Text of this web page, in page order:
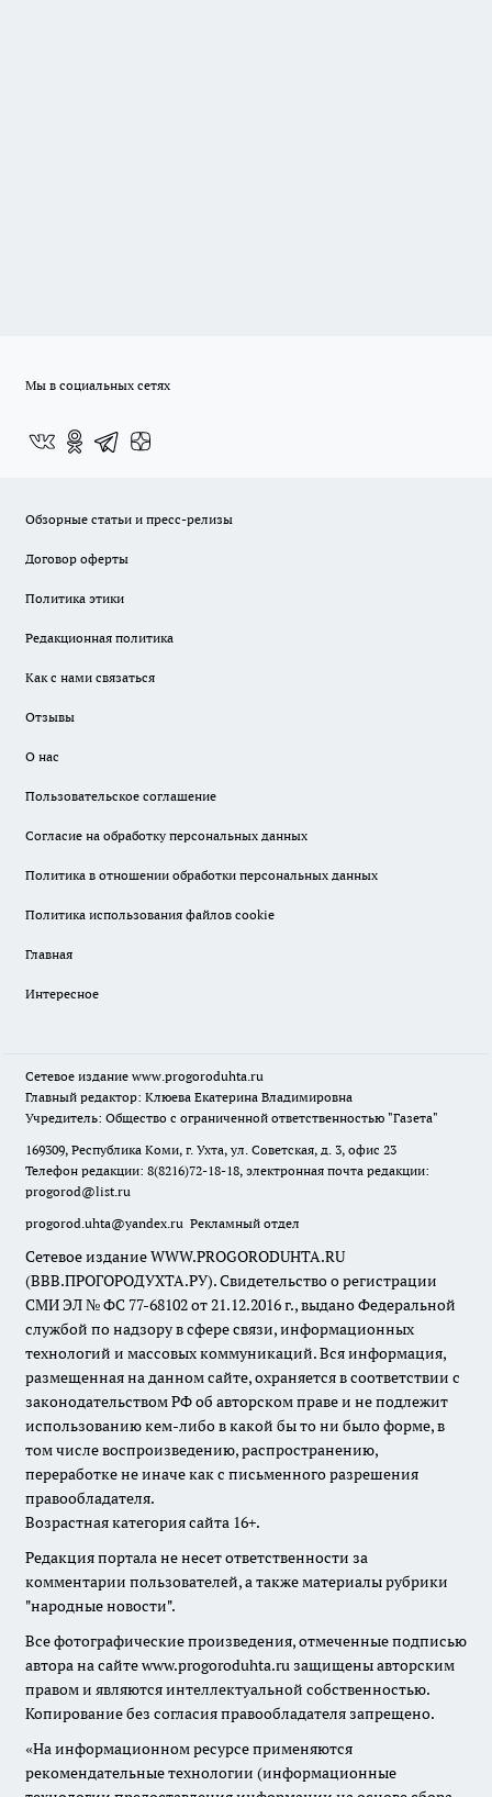
Мы в социальных сетях
Обзорные статьи и пресс-релизы
Договор оферты
Политика этики
Редакционная политика
Как с нами связаться
Отзывы
О нас
Пользовательское соглашение
Согласие на обработку персональных данных
Политика в отношении обработки персональных данных
Политика использования файлов cookie
Главная
Интересное
Сетевое издание www.progoroduhta.ru
Главный редактор: Клюева Екатерина Владимировна
Учредитель: Общество с ограниченной ответственностью "Газета"
169309, Республика Коми, г. Ухта, ул. Советская, д. 3, офис 23
Телефон редакции: 8(8216)72-18-18, электронная почта редакции:
progorod@list.ru
progorod.uhta@yandex.ru Рекламный отдел
Сетевое издание WWW.PROGORODUHTA.RU
(ВВВ.ПРОГОРОДУХТА.РУ). Свидетельство о регистрации
СМИ ЭЛ № ФС 77-68102 от 21.12.2016 г., выдано Федеральной
службой по надзору в сфере связи, информационных
технологий и массовых коммуникаций. Вся информация,
размещенная на данном сайте, охраняется в соответствии с
законодательством РФ об авторском праве и не подлежит
использованию кем-либо в какой бы то ни было форме, в
том числе воспроизведению, распространению,
переработке не иначе как с письменного разрешения
правообладателя.
Возрастная категория сайта 16+.
Редакция портала не несет ответственности за
комментарии пользователей, а также материалы рубрики
"народные новости".
Все фотографические произведения, отмеченные подписью
автора на сайте www.progoroduhta.ru защищены авторским
правом и являются интеллектуальной собственностью.
Копирование без согласия правообладателя запрещено.
«На информационном ресурсе применяются
рекомендательные технологии (информационные